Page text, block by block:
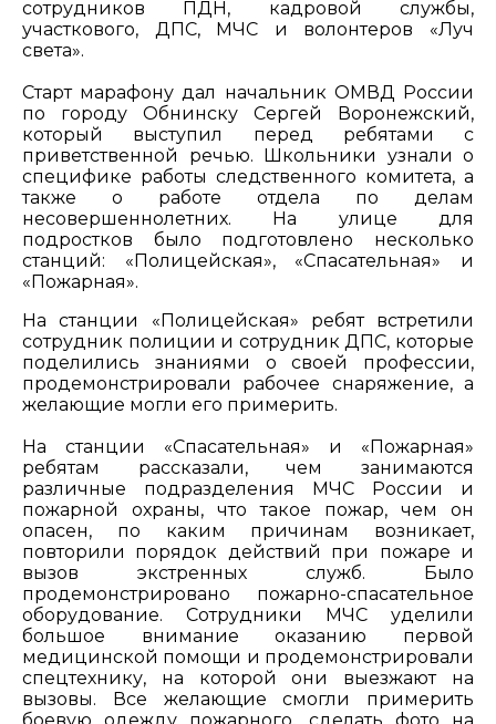
сотрудников ПДН, кадровой службы,
участкового, ДПС, МЧС и волонтеров «Луч
света».
Старт марафону дал начальник ОМВД России
по городу Обнинску Сергей Воронежский,
который выступил перед ребятами с
приветственной речью. Школьники узнали о
специфике работы следственного комитета, а
также о работе отдела по делам
несовершеннолетних. На улице для
подростков было подготовлено несколько
станций: «Полицейская», «Спасательная» и
«Пожарная».
На станции «Полицейская» ребят встретили
сотрудник полиции и сотрудник ДПС, которые
поделились знаниями о своей профессии,
продемонстрировали рабочее снаряжение, а
желающие могли его примерить.
На станции «Спасательная» и «Пожарная»
ребятам рассказали, чем занимаются
различные подразделения МЧС России и
пожарной охраны, что такое пожар, чем он
опасен, по каким причинам возникает,
повторили порядок действий при пожаре и
вызов экстренных служб. Было
продемонстрировано пожарно-спасательное
оборудование. Сотрудники МЧС уделили
большое внимание оказанию первой
медицинской помощи и продемонстрировали
спецтехнику, на которой они выезжают на
вызовы. Все желающие смогли примерить